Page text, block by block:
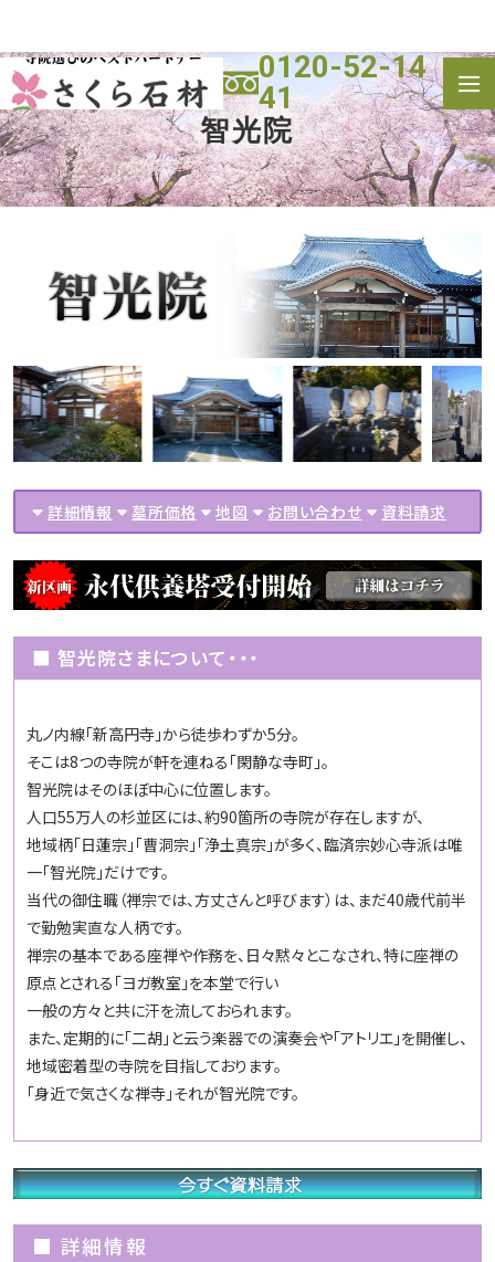
0120-52-14
41トップ
霊園一覧
寺院(墓地)
施工実績
よくある質問
会社概要
お問い合わせ
智光院
詳細情報 墓所価格 地図 お問い合わせ 資料請求
■智光院さまについて・・・
丸ノ内線「新高円寺」から徒歩わずか5分。
そこは8つの寺院が軒を連ねる「閑静な寺町」。
智光院はそのほぼ中心に位置します。
人口55万人の杉並区には、約90箇所の寺院が存在しますが、
地域柄「日蓮宗」「曹洞宗」「浄土真宗」が多く、臨済宗妙心寺派は唯
一「智光院」だけです。
当代の御住職（禅宗では、方丈さんと呼びます）は、まだ40歳代前半
で勤勉実直な人柄です。
禅宗の基本である座禅や作務を、日々黙々とこなされ、特に座禅の
原点とされる「ヨガ教室」を本堂で行い
一般の方々と共に汗を流しておられます。
また、定期的に「二胡」と云う楽器での演奏会や「アトリエ」を開催し、
地域密着型の寺院を目指しております。
「身近で気さくな禅寺」それが智光院です。
■ 詳細情報